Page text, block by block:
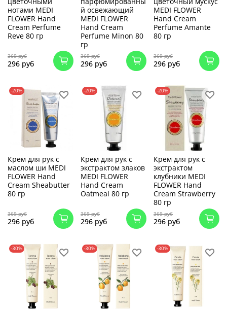
нотами MEDI
FLOWER Hand
Cream Perfume
Reve 80 гр
369 руб
296 руб
й освежающий
MEDI FLOWER
Hand Cream
Perfume Minon 80
гр
369 руб
296 руб
MEDI FLOWER
Hand Cream
Perfume Amante
80 гр
369 руб
296 руб
-20%
Крем для рук с
маслом ши MEDI
FLOWER Hand
Cream Sheabutter
80 гр
369 руб
296 руб
-20%
Крем для рук с
экстрактом злаков
MEDI FLOWER
Hand Cream
Oatmeal 80 гр
369 руб
296 руб
-20%
Крем для рук с
экстрактом
клубники MEDI
FLOWER Hand
Cream Strawberry
80 гр
369 руб
296 руб
-30% -30% -30%